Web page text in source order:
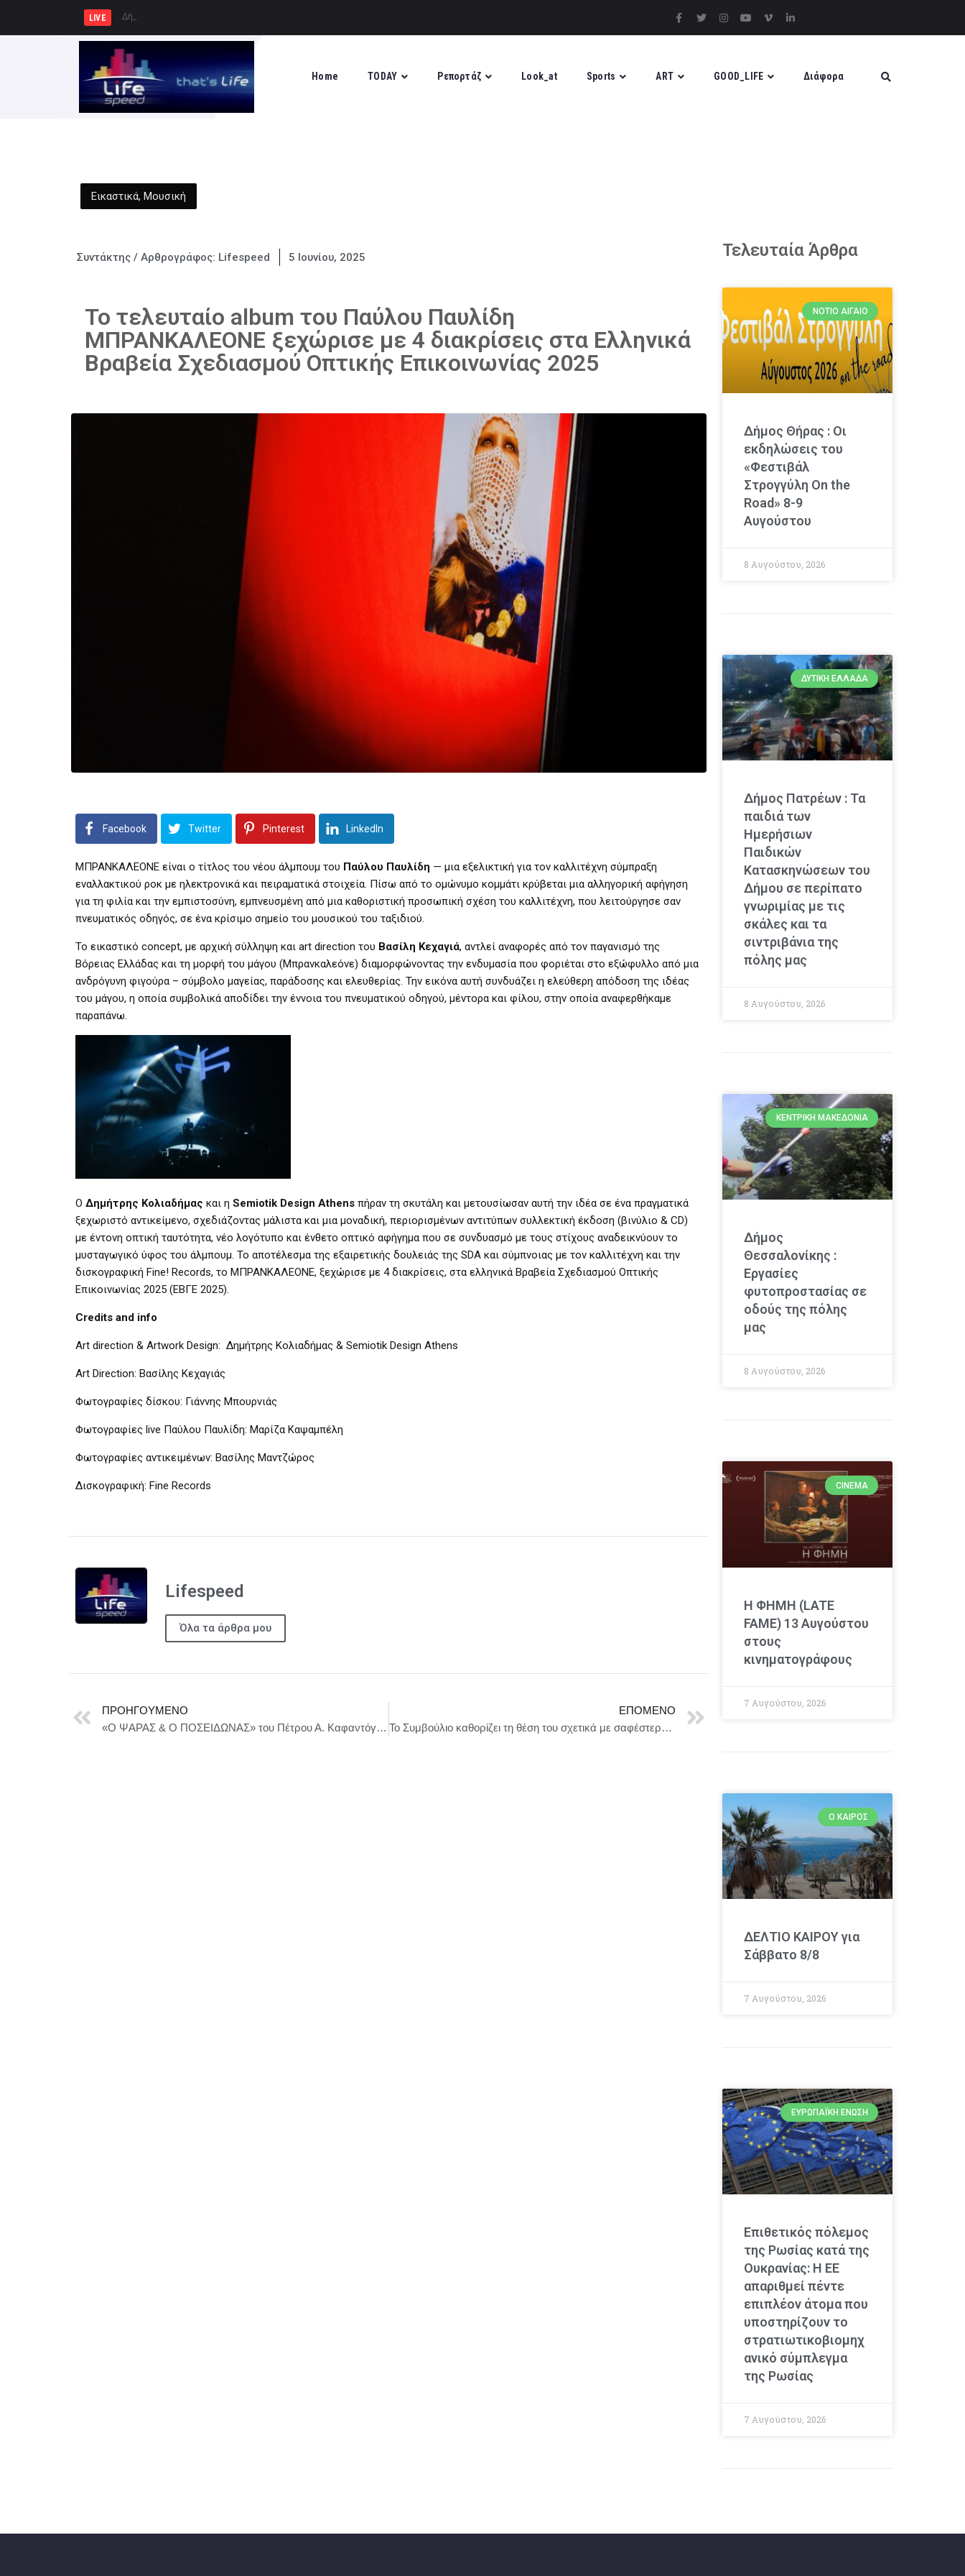
LIVE Δήμος Πατρέων : Τα παιδιά τω
Home TODAY Ρεπορτάζ Look_at Sports ART GOOD_LIFE Διάφορα
Εικαστικά, Μουσική
Συντάκτης / Αρθρογράφος: Lifespeed 5 Ιουνίου, 2025
Το τελευταίο album του Παύλου Παυλίδη
ΜΠΡΑΝΚΑΛΕΟΝΕ ξεχώρισε με 4 διακρίσεις στα Ελληνικά
Βραβεία Σχεδιασμού Οπτικής Επικοινωνίας 2025
Facebook Twitter Pinterest LinkedIn
ΜΠΡΑΝΚΑΛΕΟΝΕ είναι ο τίτλος του νέου άλμπουμ του Παύλου Παυλίδη — μια εξελικτική για τον καλλιτέχνη σύμπραξη
εναλλακτικού ροκ με ηλεκτρονικά και πειραματικά στοιχεία. Πίσω από το ομώνυμο κομμάτι κρύβεται μια αλληγορική αφήγηση
για τη φιλία και την εμπιστοσύνη, εμπνευσμένη από μια καθοριστική προσωπική σχέση του καλλιτέχνη, που λειτούργησε σαν
πνευματικός οδηγός, σε ένα κρίσιμο σημείο του μουσικού του ταξιδιού.
Το εικαστικό concept, με αρχική σύλληψη και art direction του Βασίλη Κεχαγιά, αντλεί αναφορές από τον παγανισμό της
Βόρειας Ελλάδας και τη μορφή του μάγου (Mπρανκαλεόνε) διαμορφώνοντας την ενδυμασία που φοριέται στο εξώφυλλο από μια
ανδρόγυνη φιγούρα – σύμβολο μαγείας, παράδοσης και ελευθερίας. Την εικόνα αυτή συνδυάζει η ελεύθερη απόδοση της ιδέας
του μάγου, η οποία συμβολικά αποδίδει την έννοια του πνευματικού οδηγού, μέντορα και φίλου, στην οποία αναφερθήκαμε
παραπάνω.
Ο Δημήτρης Κολιαδήμας και η Semiotik Design Athens πήραν τη σκυτάλη και μετουσίωσαν αυτή την ιδέα σε ένα πραγματικά
ξεχωριστό αντικείμενο, σχεδιάζοντας μάλιστα και μια μοναδική, περιορισμένων αντιτύπων συλλεκτική έκδοση (βινύλιο & CD)
με έντονη οπτική ταυτότητα, νέο λογότυπο και ένθετο οπτικό αφήγημα που σε συνδυασμό με τους στίχους αναδεικνύουν το
μυσταγωγικό ύφος του άλμπουμ. Το αποτέλεσμα της εξαιρετικής δουλειάς της SDA και σύμπνοιας με τον καλλιτέχνη και την
δισκογραφική Fine! Records, το ΜΠΡΑΝΚΑΛΕΟΝΕ, ξεχώρισε με 4 διακρίσεις, στα ελληνικά Βραβεία Σχεδιασμού Οπτικής
Επικοινωνίας 2025 (ΕΒΓΕ 2025).
Credits and info
Art direction & Artwork Design: Δημήτρης Κολιαδήμας & Semiotik Design Athens
Art Direction: Βασίλης Κεχαγιάς
Φωτογραφίες δίσκου: Γιάννης Μπουρνιάς
Φωτογραφίες live Παύλου Παυλίδη: Μαρίζα Καψαμπέλη
Φωτογραφίες αντικειμένων: Βασίλης Μαντζώρος
Δισκογραφική: Fine Records
Lifespeed
Όλα τα άρθρα μου
ΠΡΟΗΓΟΎΜΕΝΟ
«Ο ΨΑΡΑΣ & Ο ΠΟΣΕΙΔΩΝΑΣ» του Πέτρου Α. Καφαντόγια από τον θίασο Μικρός Αριστοφάνης στο Μέγαρο Μουσικής Αθηνών την Παρασκευή 20 Ιουνίου 2025
ΕΠΌΜΕΝΟ
Το Συμβούλιο καθορίζει τη θέση του σχετικά με σαφέστερους και βελτιωμένους κανόνες για τους επιβάτες αεροπορικών μεταφορών
Τελευταία Άρθρα
ΝΌΤΙΟ ΑΙΓΑΊΟ
Δήμος Θήρας : Οι
εκδηλώσεις του
«Φεστιβάλ
Στρογγύλη On the
Road» 8-9
Αυγούστου
8 Αυγούστου, 2026
ΔΥΤΙΚΉ ΕΛΛΆΔΑ
Δήμος Πατρέων : Τα
παιδιά των
Ημερήσιων
Παιδικών
Κατασκηνώσεων του
Δήμου σε περίπατο
γνωριμίας με τις
σκάλες και τα
σιντριβάνια της
πόλης μας
8 Αυγούστου, 2026
ΚΕΝΤΡΙΚΉ ΜΑΚΕΔΟΝΊΑ
Δήμος
Θεσσαλονίκης :
Εργασίες
φυτοπροστασίας σε
οδούς της πόλης
μας
8 Αυγούστου, 2026
CINEMA
Η ΦΗΜΗ (LATE
FAME) 13 Αυγούστου
στους
κινηματογράφους
7 Αυγούστου, 2026
Ο ΚΑΙΡΌΣ
ΔΕΛΤΙΟ ΚΑΙΡΟΥ για
Σάββατο 8/8
7 Αυγούστου, 2026
ΕΥΡΩΠΑΪΚΉ ΈΝΩΣΗ
Επιθετικός πόλεμος
της Ρωσίας κατά της
Ουκρανίας: Η ΕΕ
απαριθμεί πέντε
επιπλέον άτομα που
υποστηρίζουν το
στρατιωτικοβιομηχ
ανικό σύμπλεγμα
της Ρωσίας
7 Αυγούστου, 2026